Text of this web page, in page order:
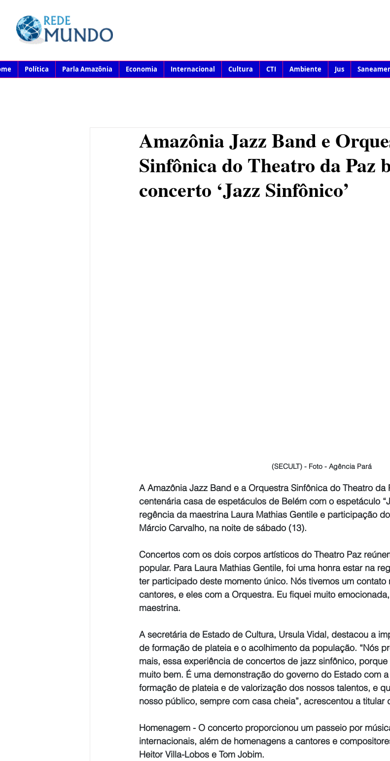
Política Parla Amazônia Economia Internacional Cultura CTI Ambiente Jus
Amazônia Jazz Band e
Sinfônica do Theatro da Paz
concerto ‘Jazz Sinfônico’
(SECULT) - Foto - Agência Pará
A Amazônia Jazz Band e a Orquestra Sinfônica do Theatro
centenária casa de espetáculos de Belém com o espetáculo
regência da maestrina Laura Mathias Gentile e participação
Márcio Carvalho, na noite de sábado (13).
Concertos com os dois corpos artísticos do Theatro Paz
popular. Para Laura Mathias Gentile, foi uma honra estar na
ter participado deste momento único. Nós tivemos um
cantores, e eles com a Orquestra. Eu fiquei muito
maestrina.
A secretária de Estado de Cultura, Ursula Vidal, destacou a
de formação de plateia e o acolhimento da população. “Nós
mais, essa experiência de concertos de jazz sinfônico,
muito bem. É uma demonstração do governo do Estado com
formação de plateia e de valorização dos nossos talentos, e
nosso público, sempre com casa cheia”, acrescentou a titular
Homenagem - O concerto proporcionou um passeio por
internacionais, além de homenagens a cantores e
Heitor Villa-Lobos e Tom Jobim.